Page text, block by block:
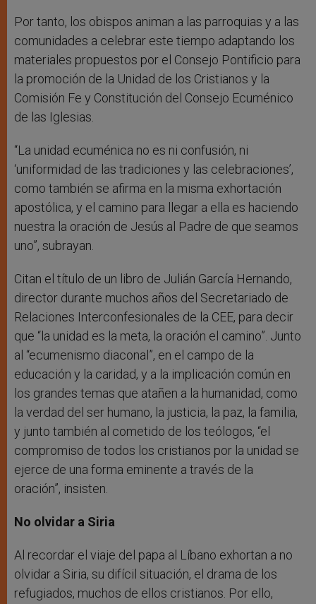
Por tanto, los obispos animan a las parroquias y a las
comunidades a celebrar este tiempo adaptando los
materiales propuestos por el Consejo Pontificio para
la promoción de la Unidad de los Cristianos y la
Comisión Fe y Constitución del Consejo Ecuménico
de las Iglesias.
“La unidad ecuménica no es ni confusión, ni
‘uniformidad de las tradiciones y las celebraciones’,
como también se afirma en la misma exhortación
apostólica, y el camino para llegar a ella es haciendo
nuestra la oración de Jesús al Padre de que seamos
uno”, subrayan.
Citan el título de un libro de Julián García Hernando,
director durante muchos años del Secretariado de
Relaciones Interconfesionales de la CEE, para decir
que “la unidad es la meta, la oración el camino”. Junto
al “ecumenismo diaconal”, en el campo de la
educación y la caridad, y a la implicación común en
los grandes temas que atañen a la humanidad, como
la verdad del ser humano, la justicia, la paz, la familia,
y junto también al cometido de los teólogos, “el
compromiso de todos los cristianos por la unidad se
ejerce de una forma eminente a través de la
oración”, insisten.
No olvidar a Siria
Al recordar el viaje del papa al Líbano exhortan a no
olvidar a Siria, su difícil situación, el drama de los
refugiados, muchos de ellos cristianos. Por ello,